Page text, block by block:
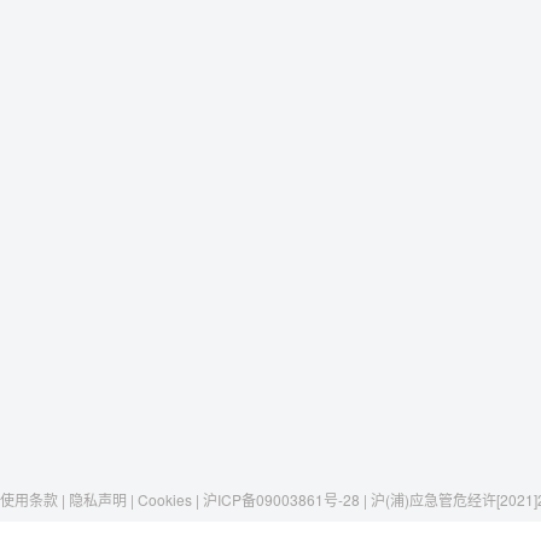
使用条款 | 隐私声明 | Cookies | 沪ICP备09003861号-28 | 沪(浦)应急管危经许